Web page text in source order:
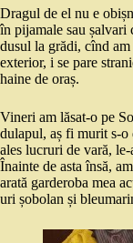
Dragul de el nu e
în pijamale sau șalvari
dusul la grădi, cînd
exterior, i se pare
haine de oraș.
Vineri am lăsat-o pe
dulapul, aș fi murit s-
ales lucruri de vară,
Înainte de asta însă,
arată garderoba mea
uri șobolan și